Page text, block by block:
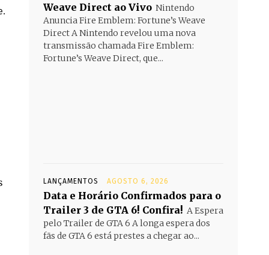
Weave Direct ao Vivo Nintendo
Anuncia Fire Emblem: Fortune’s Weave
Direct A Nintendo revelou uma nova
transmissão chamada Fire Emblem:
Fortune’s Weave Direct, que...
LANÇAMENTOS AGOSTO 6, 2026
Data e Horário Confirmados para o
Trailer 3 de GTA 6! Confira! A Espera
pelo Trailer de GTA 6 A longa espera dos
fãs de GTA 6 está prestes a chegar ao...